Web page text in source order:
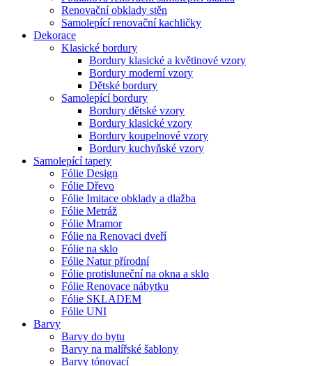
Renovační obklady stěn
Samolepící renovační kachličky
Dekorace
Klasické bordury
Bordury klasické a květinové vzory
Bordury moderní vzory
Dětské bordury
Samolepící bordury
Bordury dětské vzory
Bordury klasické vzory
Bordury koupelnové vzory
Bordury kuchyňské vzory
Samolepící tapety
Fólie Design
Fólie Dřevo
Fólie Imitace obklady a dlažba
Fólie Metráž
Fólie Mramor
Fólie na Renovaci dveří
Fólie na sklo
Fólie Natur přírodní
Fólie protisluneční na okna a sklo
Fólie Renovace nábytku
Fólie SKLADEM
Fólie UNI
Barvy
Barvy do bytu
Barvy na malířské šablony
Barvy tónovací